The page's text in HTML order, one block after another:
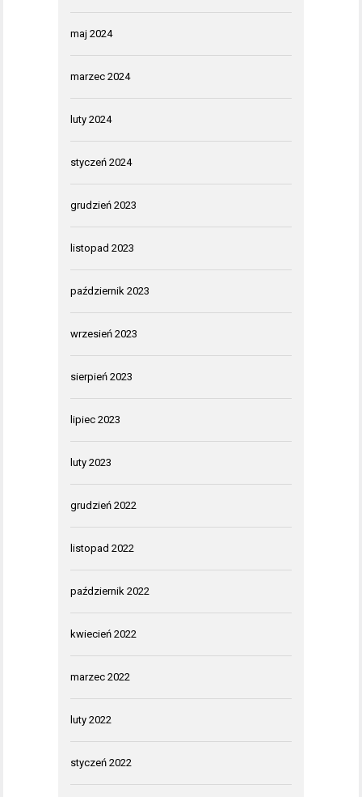
maj 2024
marzec 2024
luty 2024
styczeń 2024
grudzień 2023
listopad 2023
październik 2023
wrzesień 2023
sierpień 2023
lipiec 2023
luty 2023
grudzień 2022
listopad 2022
październik 2022
kwiecień 2022
marzec 2022
luty 2022
styczeń 2022